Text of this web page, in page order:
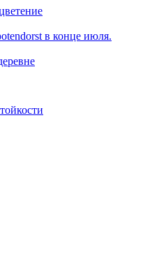
в конце июля.